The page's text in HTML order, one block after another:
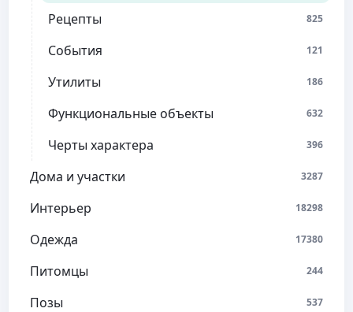
Рецепты 825
События 121
Утилиты 186
Функциональные объекты 632
Черты характера 396
Дома и участки 3287
Интерьер 18298
Одежда 17380
Питомцы 244
Позы 537